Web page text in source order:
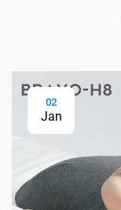
02
Jan